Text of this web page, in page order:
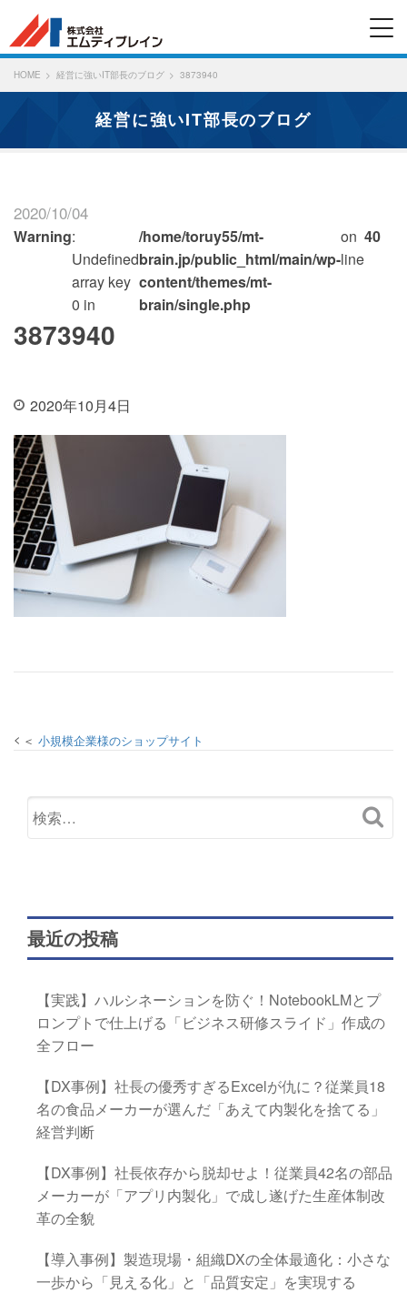
HOME 経営に強いIT部長のブログ 3873940
経営に強いIT部長のブログ
2020/10/04
Warning:
Undefined
array key
0 in
/home/toruy55/mt-
brain.jp/public_html/main/wp-
content/themes/mt-
brain/single.php
on
line
40
3873940
2020年10月4日
小規模企業様のショップサイト
最近の投稿
【実践】ハルシネーションを防ぐ！NotebookLMとプ
ロンプトで仕上げる「ビジネス研修スライド」作成の
全フロー
【DX事例】社長の優秀すぎるExcelが仇に？従業員18
名の食品メーカーが選んだ「あえて内製化を捨てる」
経営判断
【DX事例】社長依存から脱却せよ！従業員42名の部品
メーカーが「アプリ内製化」で成し遂げた生産体制改
革の全貌
【導入事例】製造現場・組織DXの全体最適化：小さな
一歩から「見える化」と「品質安定」を実現する